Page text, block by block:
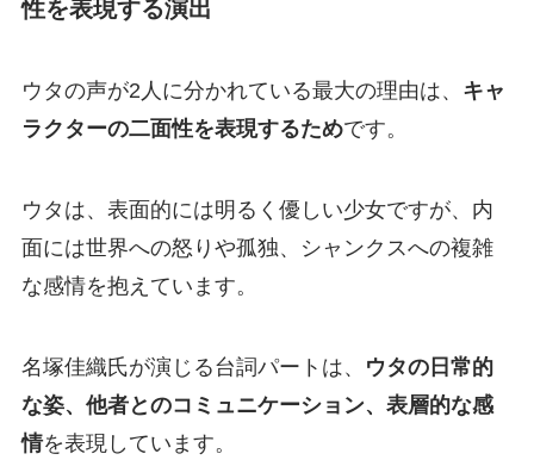
性を表現する演出
ウタの声が2人に分かれている最大の理由は、 キャ
ラクターの二面性を表現するためです。
ウタは、表面的には明るく優しい少女ですが、内
面には世界への怒りや孤独、シャンクスへの複雑
な感情を抱えています。
名塚佳織氏が演じる台詞パートは、
ウタの日常的
な姿、他者とのコミュニケーション、表層的な感
情を表現しています。